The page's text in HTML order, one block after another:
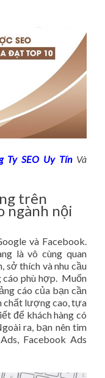
Ty SEO Uy TínVà
trên
ngành nội
và Facebook.
là vô cùng quan
sở thích và nhu cầu
cáo phù hợp. Muốn
cáo của bạn cần
chất lượng cao, tựa
để khách hàng có
ra, bạn nên tìm
Facebook Ads